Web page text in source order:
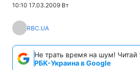
10:10 17.03.2009 Вт
RBC.UA
Не трать время на шум! Читай
РБК-Украина в Google